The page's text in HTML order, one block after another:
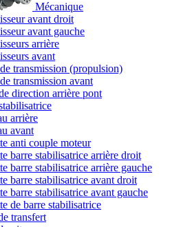
Mécanique
avant droit
avant gauche
arrière
avant
transmission (propulsion)
transmission avant
direction arrière pont
arrière
avant
anti couple moteur
barre stabilisatrice arrière droit
barre stabilisatrice arrière gauche
barre stabilisatrice avant droit
barre stabilisatrice avant gauche
de barre stabilisatrice
transfert